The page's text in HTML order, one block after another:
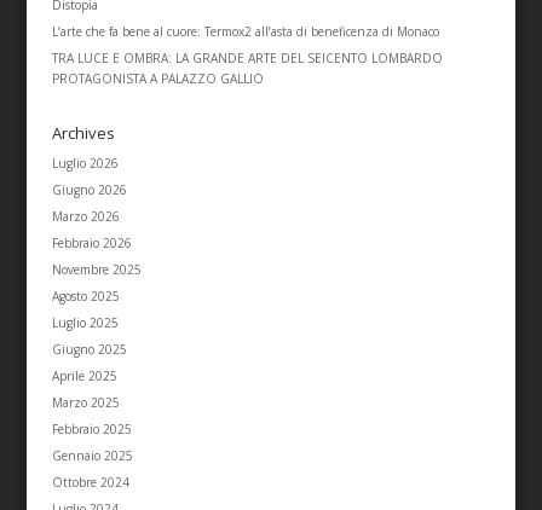
Distopia
L’arte che fa bene al cuore: Termox2 all’asta di beneficenza di Monaco
TRA LUCE E OMBRA: LA GRANDE ARTE DEL SEICENTO LOMBARDO
PROTAGONISTA A PALAZZO GALLIO
Archives
Luglio 2026
Giugno 2026
Marzo 2026
Febbraio 2026
Novembre 2025
Agosto 2025
Luglio 2025
Giugno 2025
Aprile 2025
Marzo 2025
Febbraio 2025
Gennaio 2025
Ottobre 2024